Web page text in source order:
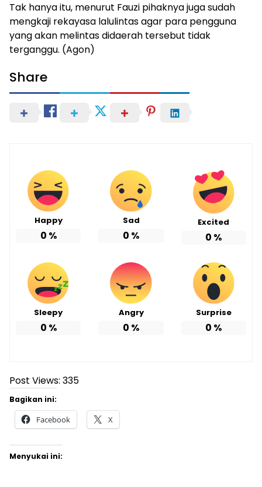
Tak hanya itu, menurut Fauzi pihaknya juga sudah
mengkaji rekayasa lalulintas agar para pengguna
yang akan melintas didaerah tersebut tidak
terganggu. (Agon)
Share
Happy
0 %
Sad
0 %
Excited
0 %
Sleepy
0 %
Angry
0 %
Surprise
0 %
Post Views: 335
Bagikan ini:
Facebook X
Menyukai ini: